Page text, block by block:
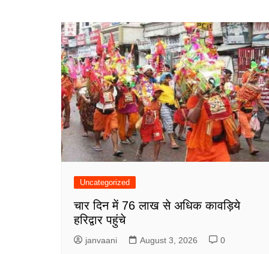
Uncategorized
चार दिन में 76 लाख से अधिक कावड़िये
हरिद्वार पहुंचे
janvaani August 3, 2026 0